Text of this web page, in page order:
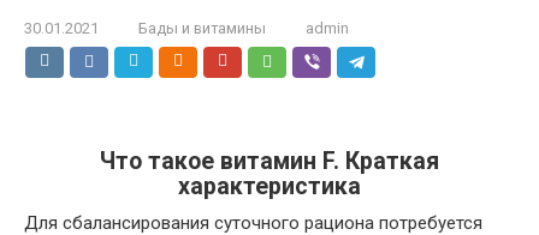
30.01.2021 Бады и витамины admin
Что такое витамин F. Краткая
характеристика
Для сбалансирования суточного рациона потребуется